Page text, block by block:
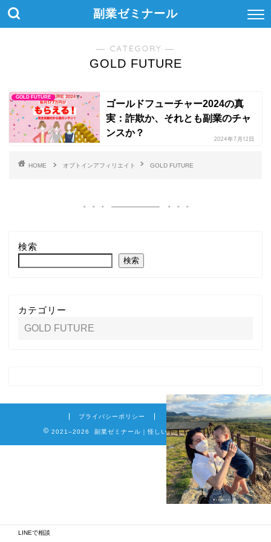
副業ゼミナール
― CATEGORY ―
GOLD FUTURE
GOLD FUTURE
ゴールドフューチャー2024の真
実：詐欺か、それとも副業のチャ
ンスか？
2024年7月12日
HOME オプトインアフィリエイト GOLD FUTURE
検索
検索
カテゴリー
プライバシーポリシー 免責事項
2021–2026 副業ゼミナール｜怪しい詐欺副業を徹底調査
LINEで相談